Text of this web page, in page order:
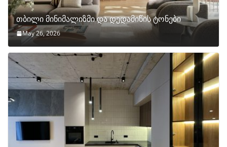
თბილი მინიმალიზმი და დედამიწის ტონები
May 26, 2026